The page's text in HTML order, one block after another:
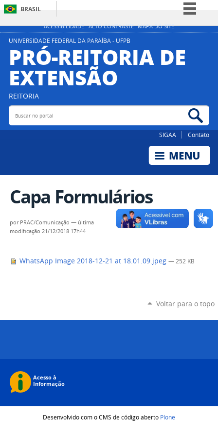
ACESSIBILIDADE ALTO CONTRASTE MAPA DO SITE
BRASIL
Simplifique!
Participe
UNIVERSIDADE FEDERAL DA PARAÍBA - UFPB
PRÓ-REITORIA DE
EXTENSÃO
REITORIA
Buscar no portal
SIGAA Contato
Capa Formulários
por PRAC/Comunicação — última
modificação 21/12/2018 17h44
WhatsApp Image 2018-12-21 at 18.01.09.jpeg — 252 KB
Voltar para o topo
Desenvolvido com o CMS de código aberto Plone